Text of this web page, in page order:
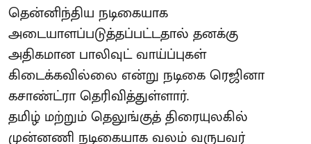
தென்னிந்திய நடிகையாக
அடையாளப்படுத்தப்பட்டதால் தனக்கு
அதிகமான பாலிவுட் வாய்ப்புகள்
கிடைக்கவில்லை என்று நடிகை ரெஜினா
கசாண்ட்ரா தெரிவித்துள்ளார்.
தமிழ் மற்றும் தெலுங்குத் திரையுலகில்
முன்னணி நடிகையாக வலம் வருபவர்